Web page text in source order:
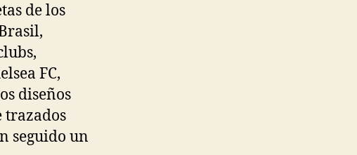
de los
FC,
diseños
trazados
seguido un